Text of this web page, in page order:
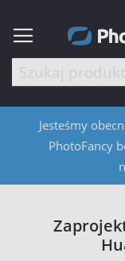
Jesteśmy
PhotoFancy